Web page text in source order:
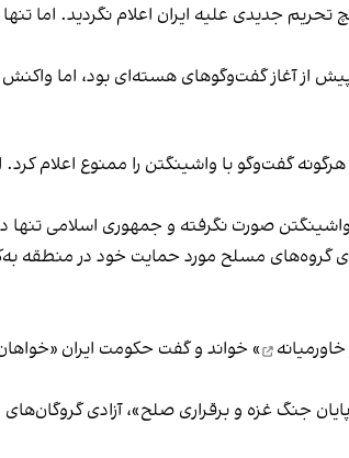
ملی، وزارت خزانه‌داری و وزارت خارجه ابلاغ شد و از ۳۱ اردیبهشت هیچ تحریم جدیدی
از آغاز گفت‌وگوهای هسته‌ای بود، اما
گفت‌وگو با واشینگتن را ممنوع اعلام کرد.
صورت نگرفته و جمهوری اسلامی
گروه‌های مسلح مورد حمایت خود در منطقه
» خواند و گفت حکومت ایران
جنگ غزه و برقراری صلح»، آزادی